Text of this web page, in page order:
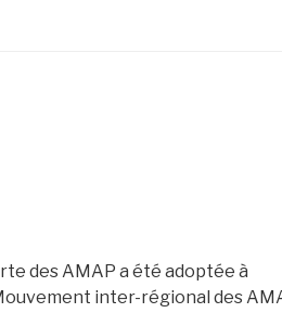
des AMAP a été adoptée à
inter-régional des